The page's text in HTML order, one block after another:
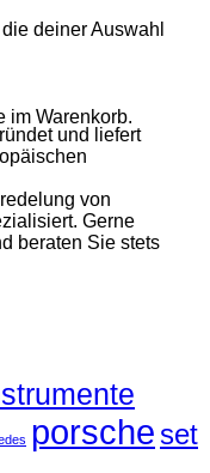
im Warenkorb.
deiner Auswahl
und liefert
von
Gerne
beraten Sie stets
porsche set